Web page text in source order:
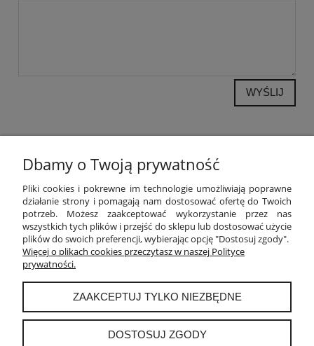
WYŚLIJ
POMOC
MOJE KONTO
PŁATNOŚCI I DOSTAWA
INFORMACJE
Dbamy o Twoją prywatność
Pliki cookies i pokrewne im technologie umożliwiają poprawne
działanie strony i pomagają nam dostosować ofertę do Twoich
potrzeb. Możesz zaakceptować wykorzystanie przez nas
wszystkich tych plików i przejść do sklepu lub dostosować użycie
plików do swoich preferencji, wybierając opcję "Dostosuj zgody".
Więcej o plikach cookies przeczytasz w naszej Polityce
prywatności.
ZAAKCEPTUJ TYLKO NIEZBĘDNE
DOSTOSUJ ZGODY